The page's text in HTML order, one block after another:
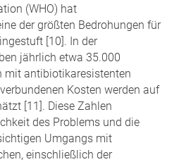
(WHO) hat
der größten Bedrohungen für
[10]. In der
jährlich etwa 35.000
mit antibiotikaresistenten
Kosten werden auf
[11]. Diese Zahlen
des Problems und die
Umgangs mit
einschließlich der